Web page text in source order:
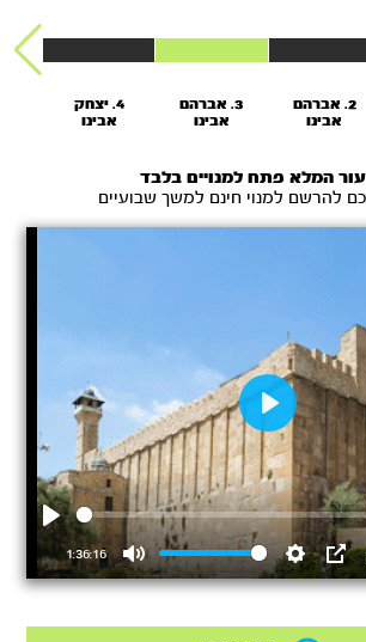
2. אברהם
אבינו
3. אברהם
אבינו
4. יצחק
אבינו
המלא פתח למנויים בלבד
להרשם למנוי חינם למשך שבועיים
Play
1:36:16
Mute Settings
PIP
Play